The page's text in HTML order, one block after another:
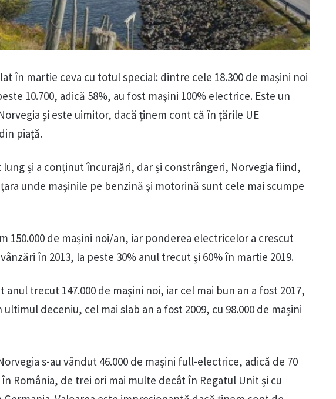
în martie ceva cu totul special: dintre cele 18.300 de mașini noi
10.700, adică 58%, au fost mașini 100% electrice. Este un
și este uimitor, dacă ținem cont că în țările UE
piață.
lung și a conținut încurajări, dar și constrângeri, Norvegia fiind,
unde mașinile pe benzină și motorină sunt cele mai scumpe
150.000 de mașini noi/an, iar ponderea electricelor a crescut
în 2013, la peste 30% anul trecut și 60% în martie 2019.
anul trecut 147.000 de mașini noi, iar cel mai bun an a fost 2017,
ultimul deceniu, cel mai slab an a fost 2009, cu 98.000 de mașini
s-au vândut 46.000 de mașini full-electrice, adică de 70
România, de trei ori mai multe decât în Regatul Unit și cu